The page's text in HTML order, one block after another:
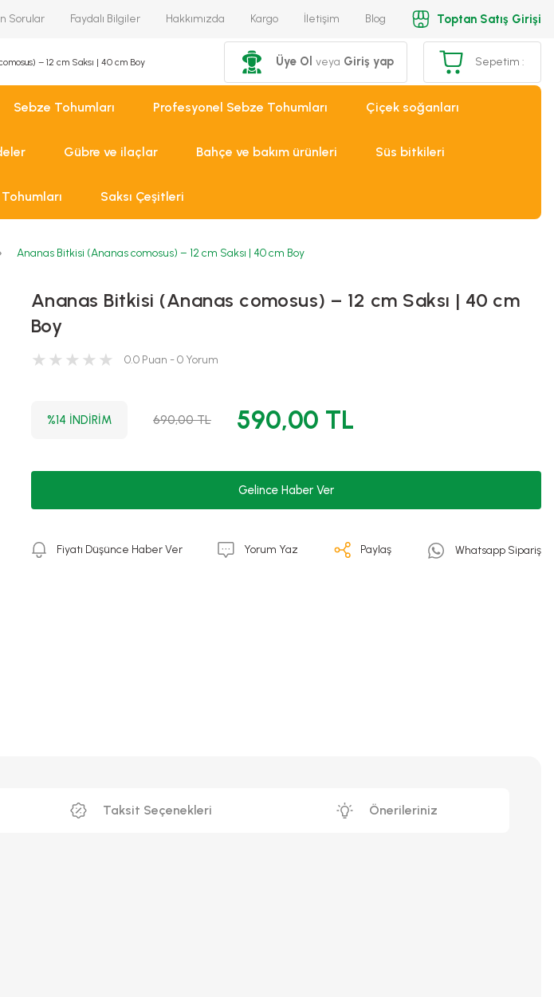
Sorular Faydalı Bilgiler Hakkımızda Kargo İletişim Blog Toptan Satış Girişi
Üye Ol veya Giriş yap Sepetim :
Sebze Tohumları Profesyonel Sebze Tohumları Çiçek soğanları
Gübre ve ilaçlar Bahçe ve bakım ürünleri Süs bitkileri
Saksı Çeşitleri
Ananas Bitkisi (Ananas comosus) – 12 cm Saksı | 40 cm Boy
Ananas Bitkisi (Ananas comosus) – 12 cm Saksı | 40 cm
Boy
0.0 Puan - 0 Yorum
%14 İNDİRİM 690,00 TL 590,00 TL
Gelince Haber Ver
Fiyatı Düşünce Haber Ver Yorum Yaz Paylaş Whatsapp Sipariş
Taksit Seçenekleri Önerileriniz